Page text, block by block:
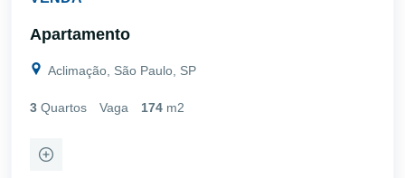
Apartamento
Aclimação, São Paulo, SP
3 Quartos Vaga 174 m2